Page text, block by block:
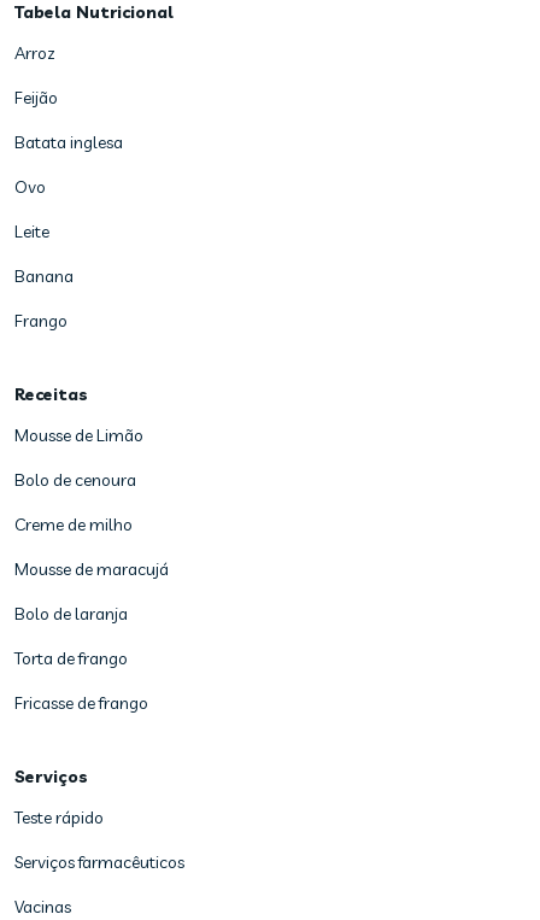
Tabela Nutricional
Arroz
Feijão
Batata inglesa
Ovo
Leite
Banana
Frango
Receitas
Mousse de Limão
Bolo de cenoura
Creme de milho
Mousse de maracujá
Bolo de laranja
Torta de frango
Fricasse de frango
Serviços
Teste rápido
Serviços farmacêuticos
Vacinas